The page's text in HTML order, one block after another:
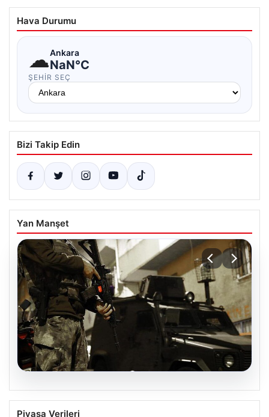
Hava Durumu
☁Ankara
NaN°C
ŞEHIR SEÇ
Bizi Takip Edin
Yan Manşet
Türkiye Genelinde DAEŞ’e Karşı Geniş
Piyasa Verileri